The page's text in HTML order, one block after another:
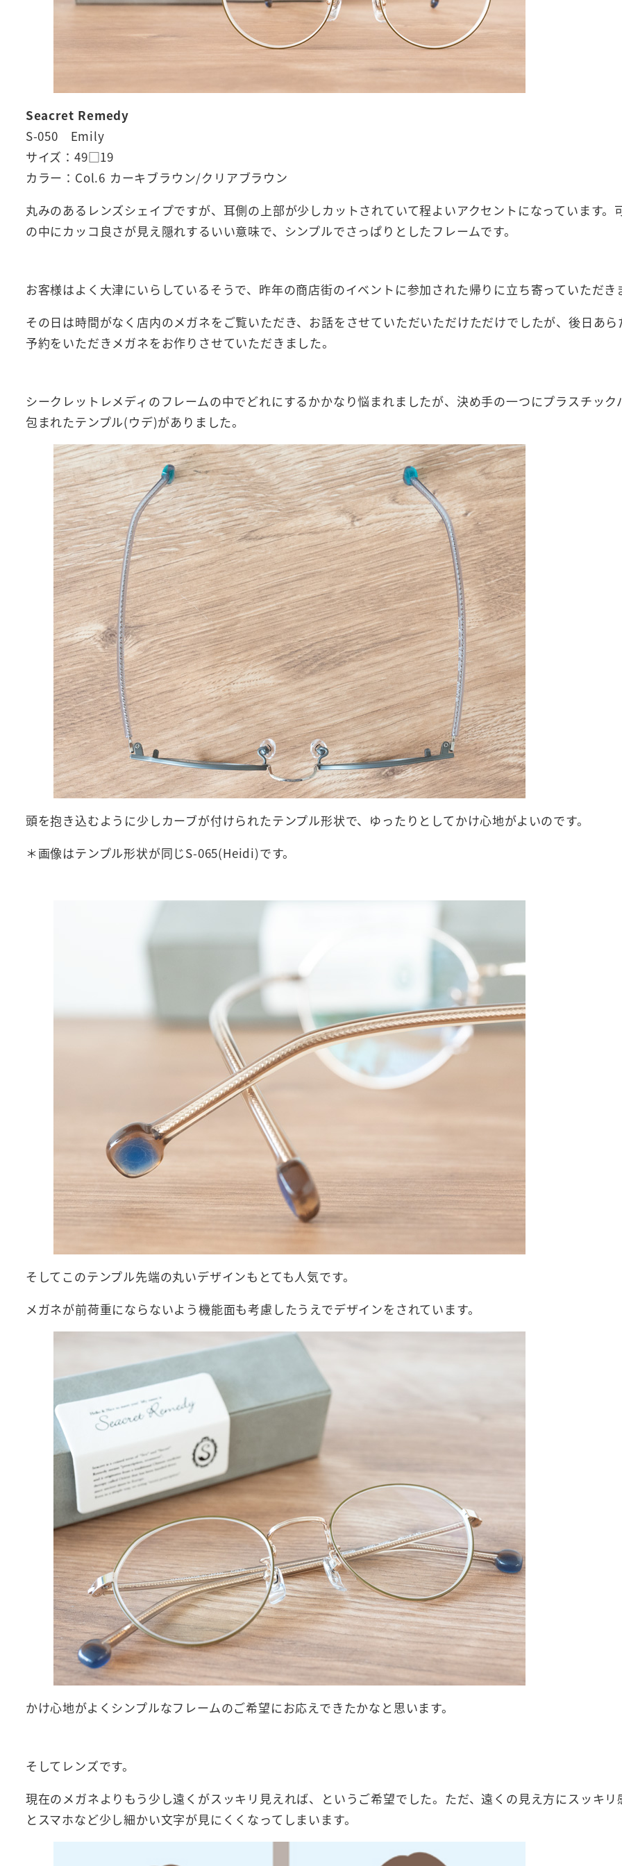
Seacret Remedy
S-050 Emily
サイズ：49□19
カラー：Col.6 カーキブラウン/クリアブラウン
丸みのあるレンズシェイプですが、耳側の上部が少しカットされていて程よいアクセントになっています。
の中にカッコ良さが見え隠れするいい意味で、シンプルでさっぱりとしたフレームです。
お客様はよく大津にいらしているそうで、昨年の商店街のイベントに参加された帰りに立ち寄っていただき
その日は時間がなく店内のメガネをご覧いただき、お話をさせていただいただけただけでしたが、後日あ
予約をいただきメガネをお作りさせていただきました。
シークレットレメディのフレームの中でどれにするかかなり悩まれましたが、決め手の一つにプラスチック
包まれたテンプル(ウデ)がありました。
頭を抱き込むように少しカーブが付けられたテンプル形状で、ゆったりとしてかけ心地がよいのです。
＊画像はテンプル形状が同じS-065(Heidi)です。
そしてこのテンプル先端の丸いデザインもとても人気です。
メガネが前荷重にならないよう機能面も考慮したうえでデザインをされています。
かけ心地がよくシンプルなフレームのご希望にお応えできたかなと思います。
そしてレンズです。
現在のメガネよりもう少し遠くがスッキリ見えれば、というご希望でした。ただ、遠くの見え方にスッキリ
とスマホなど少し細かい文字が見にくくなってしまいます。